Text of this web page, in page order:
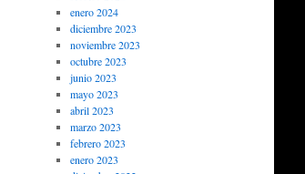
enero 2024
diciembre 2023
noviembre 2023
octubre 2023
junio 2023
mayo 2023
abril 2023
marzo 2023
febrero 2023
enero 2023